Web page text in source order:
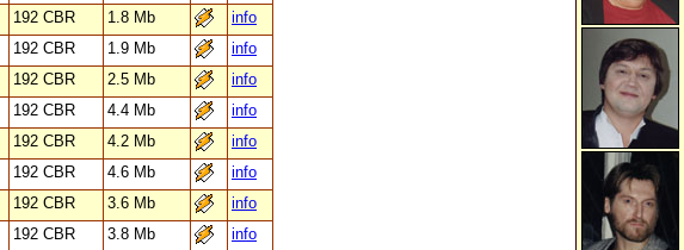
192 CBR 1.8 Mb
info
192 CBR 1.9 Mb
info
192 CBR 2.5 Mb
info
192 CBR 4.4 Mb
info
192 CBR 4.2 Mb
info
192 CBR 4.6 Mb
info
192 CBR 3.6 Mb
info
192 CBR 3.8 Mb
info